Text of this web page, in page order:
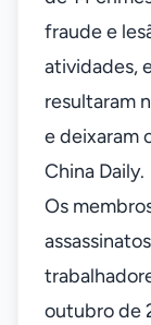
fraude e
atividades,
resultaram
e deixaram
China Daily.
Os
outubro de